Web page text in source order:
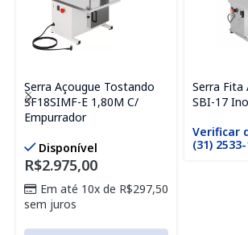
Serra Açougue Tostando
SF18SIMF-E 1,80M C/
Empurrador
Disponível
R$2.975,00
Em até 10x de R$297,50
sem juros
Serra Fita
SBI-17
Verificar
(31)